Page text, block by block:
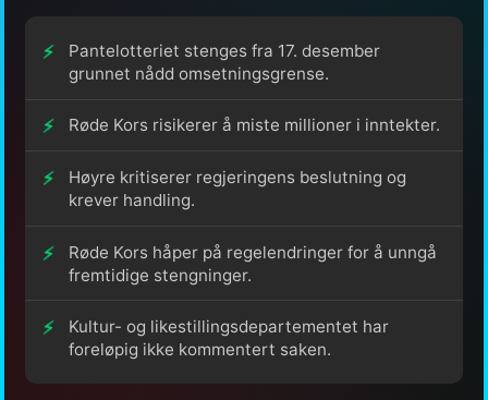
Pantelotteriet stenges fra 17. desember
grunnet nådd omsetningsgrense.
Røde Kors risikerer å miste millioner i inntekter.
Høyre kritiserer regjeringens beslutning og
krever handling.
Røde Kors håper på regelendringer for å unngå
fremtidige stengninger.
Kultur- og likestillingsdepartementet har
foreløpig ikke kommentert saken.